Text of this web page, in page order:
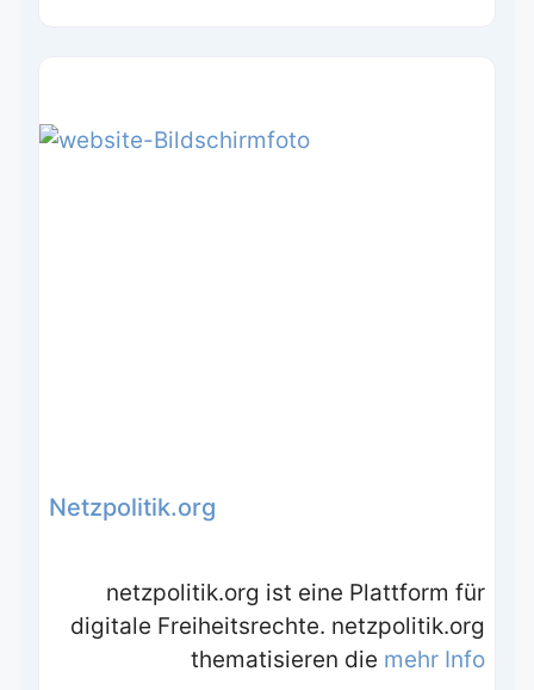
Netzpolitik.org
netzpolitik.org ist eine Plattform für
digitale Freiheitsrechte. netzpolitik.org
thematisieren die mehr Info